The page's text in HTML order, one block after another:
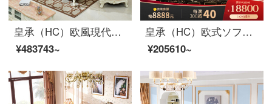
皇承（HC）欧風現代高級客間ソファ皮芸実木ソファ866 123ソファ1.3長何2.2テレビキャビネット1.3円テーブル6食事椅子
¥483743~
皇承（HC）欧式ソファアメリカ式実木家具別荘真皮ソファ中小型ソファH 722欧式黒古典/タイゴム木彫り真牛革ソファ123セット
¥205610~